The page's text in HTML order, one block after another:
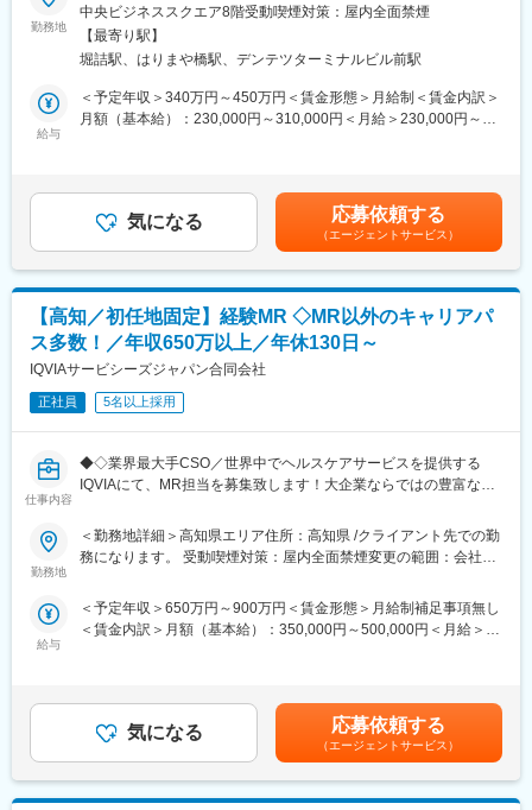
きるようになっていただきたいと思います。アドバイザーのフォ
ローができるようになることを期待しています。
◇3年後：立上げを主導できるようになっていただきます。イベン
あれば担当できるようになっていただきたいと考えています。
入社後1～3か月間程度、厨房研修がございます。
厨房研修は、ご本人の希望を伺い相談しながら、実施予定です。
■具体的には：
＜厨房業務全般＞
・当社クックチル商品の取扱い
・施設の厨房での盛り付け・配膳・再加熱処理
・洗浄 など
既存施設のお客様に定期訪問するアドバイザーと同行し、業務整
理の提案や厨房視察などを行い、業務効率化の提案／セミナーや
既存顧客から要請があれば、派遣業務で厨房に入って業務をして
いただきます。
■担当エリア：
中部東部エリア（高知市、南国市、安芸市）をお任せします。
■組織構成：
中四国支店
部長1名／課長5名／課長代理1名／正社員45名
役職関係なく、気兼ねなく相談できる雰囲気です。
■将来的には：
◇1年後：派遣や支援を通して、アドバイザーと一緒に業務整理で
ローができるようになることを期待しています。
◇3年後：立上げを主導できるようになっていただきます。イベン
■研修について：
ご経歴等により期間は異なりますが、厨房運営の理解を深めても
厨房研修は、ご本人の希望を伺い相談しながら、実施予定です。
勤務地
中央ビジネススクエア8階受動喫煙対策：屋内全面禁煙
【最寄り駅】
堀詰駅、はりまや橋駅、デンテツターミナルビル前駅
給与
＜予定年収＞340万円～450万円＜賃金形態＞月給制＜賃金内訳＞
月額（基本給）：230,000円～310,000円＜月給＞230,000円～
程度／年）■報奨金：年2回（6月・12月）※半期ごとの会社利益を
原資に個人業績に応じて配分賃金はあくまでも目安の金額であ
り、選考を通じて上下する可能性があります。月給(月額)は固定手
当を含めた表記です。
気になる 応募依頼する
（エージェントサービス）
【高知／初任地固定】経験MR ◇MR以外のキャリアパ
ス多数！／年収650万以上／年休130日～
IQVIAサービシーズジャパン合同会社
正社員 5名以上採用
仕事内容
◆◇業界最大手CSO／世界中でヘルスケアサービスを提供する
IQVIAにて、MR担当を募集致します！大企業ならではの豊富なキ
【具体的な業務詳細】
いただきます。
・担当エリアの訪問医療施設のターゲティング、担当医療施設へ
・医療従事者向けの説明会の企画・実施、医師同士のコミュニケ
ーション推進のための研究会・勉強会の立ち上げ、講演会の企
画・運営 等
※勤務地については、選考内で希望を伺ったうえで決定します。
勤務地
＜勤務地詳細＞高知県エリア住所：高知県 /クライアント先での勤
務になります。 受動喫煙対策：屋内全面禁煙変更の範囲：会社の
給与
＜予定年収＞650万円～900万円＜賃金形態＞月給制補足事項無し
＜賃金内訳＞月額（基本給）：350,000円～500,000円＜月給＞
ジェクト稼働手当(35,000円)、外勤日当（1日1,500円／外勤3.5時
間以上）■変動賞与制（6月・12月・3月）※平均実績6ヶ月分■イン
センティブ：3月（対象者）賃金はあくまでも目安の金額であり、
選考を通じて上下する可能性があります。月給(月額)は固定手当を
含めた表記です。
気になる 応募依頼する
（エージェントサービス）